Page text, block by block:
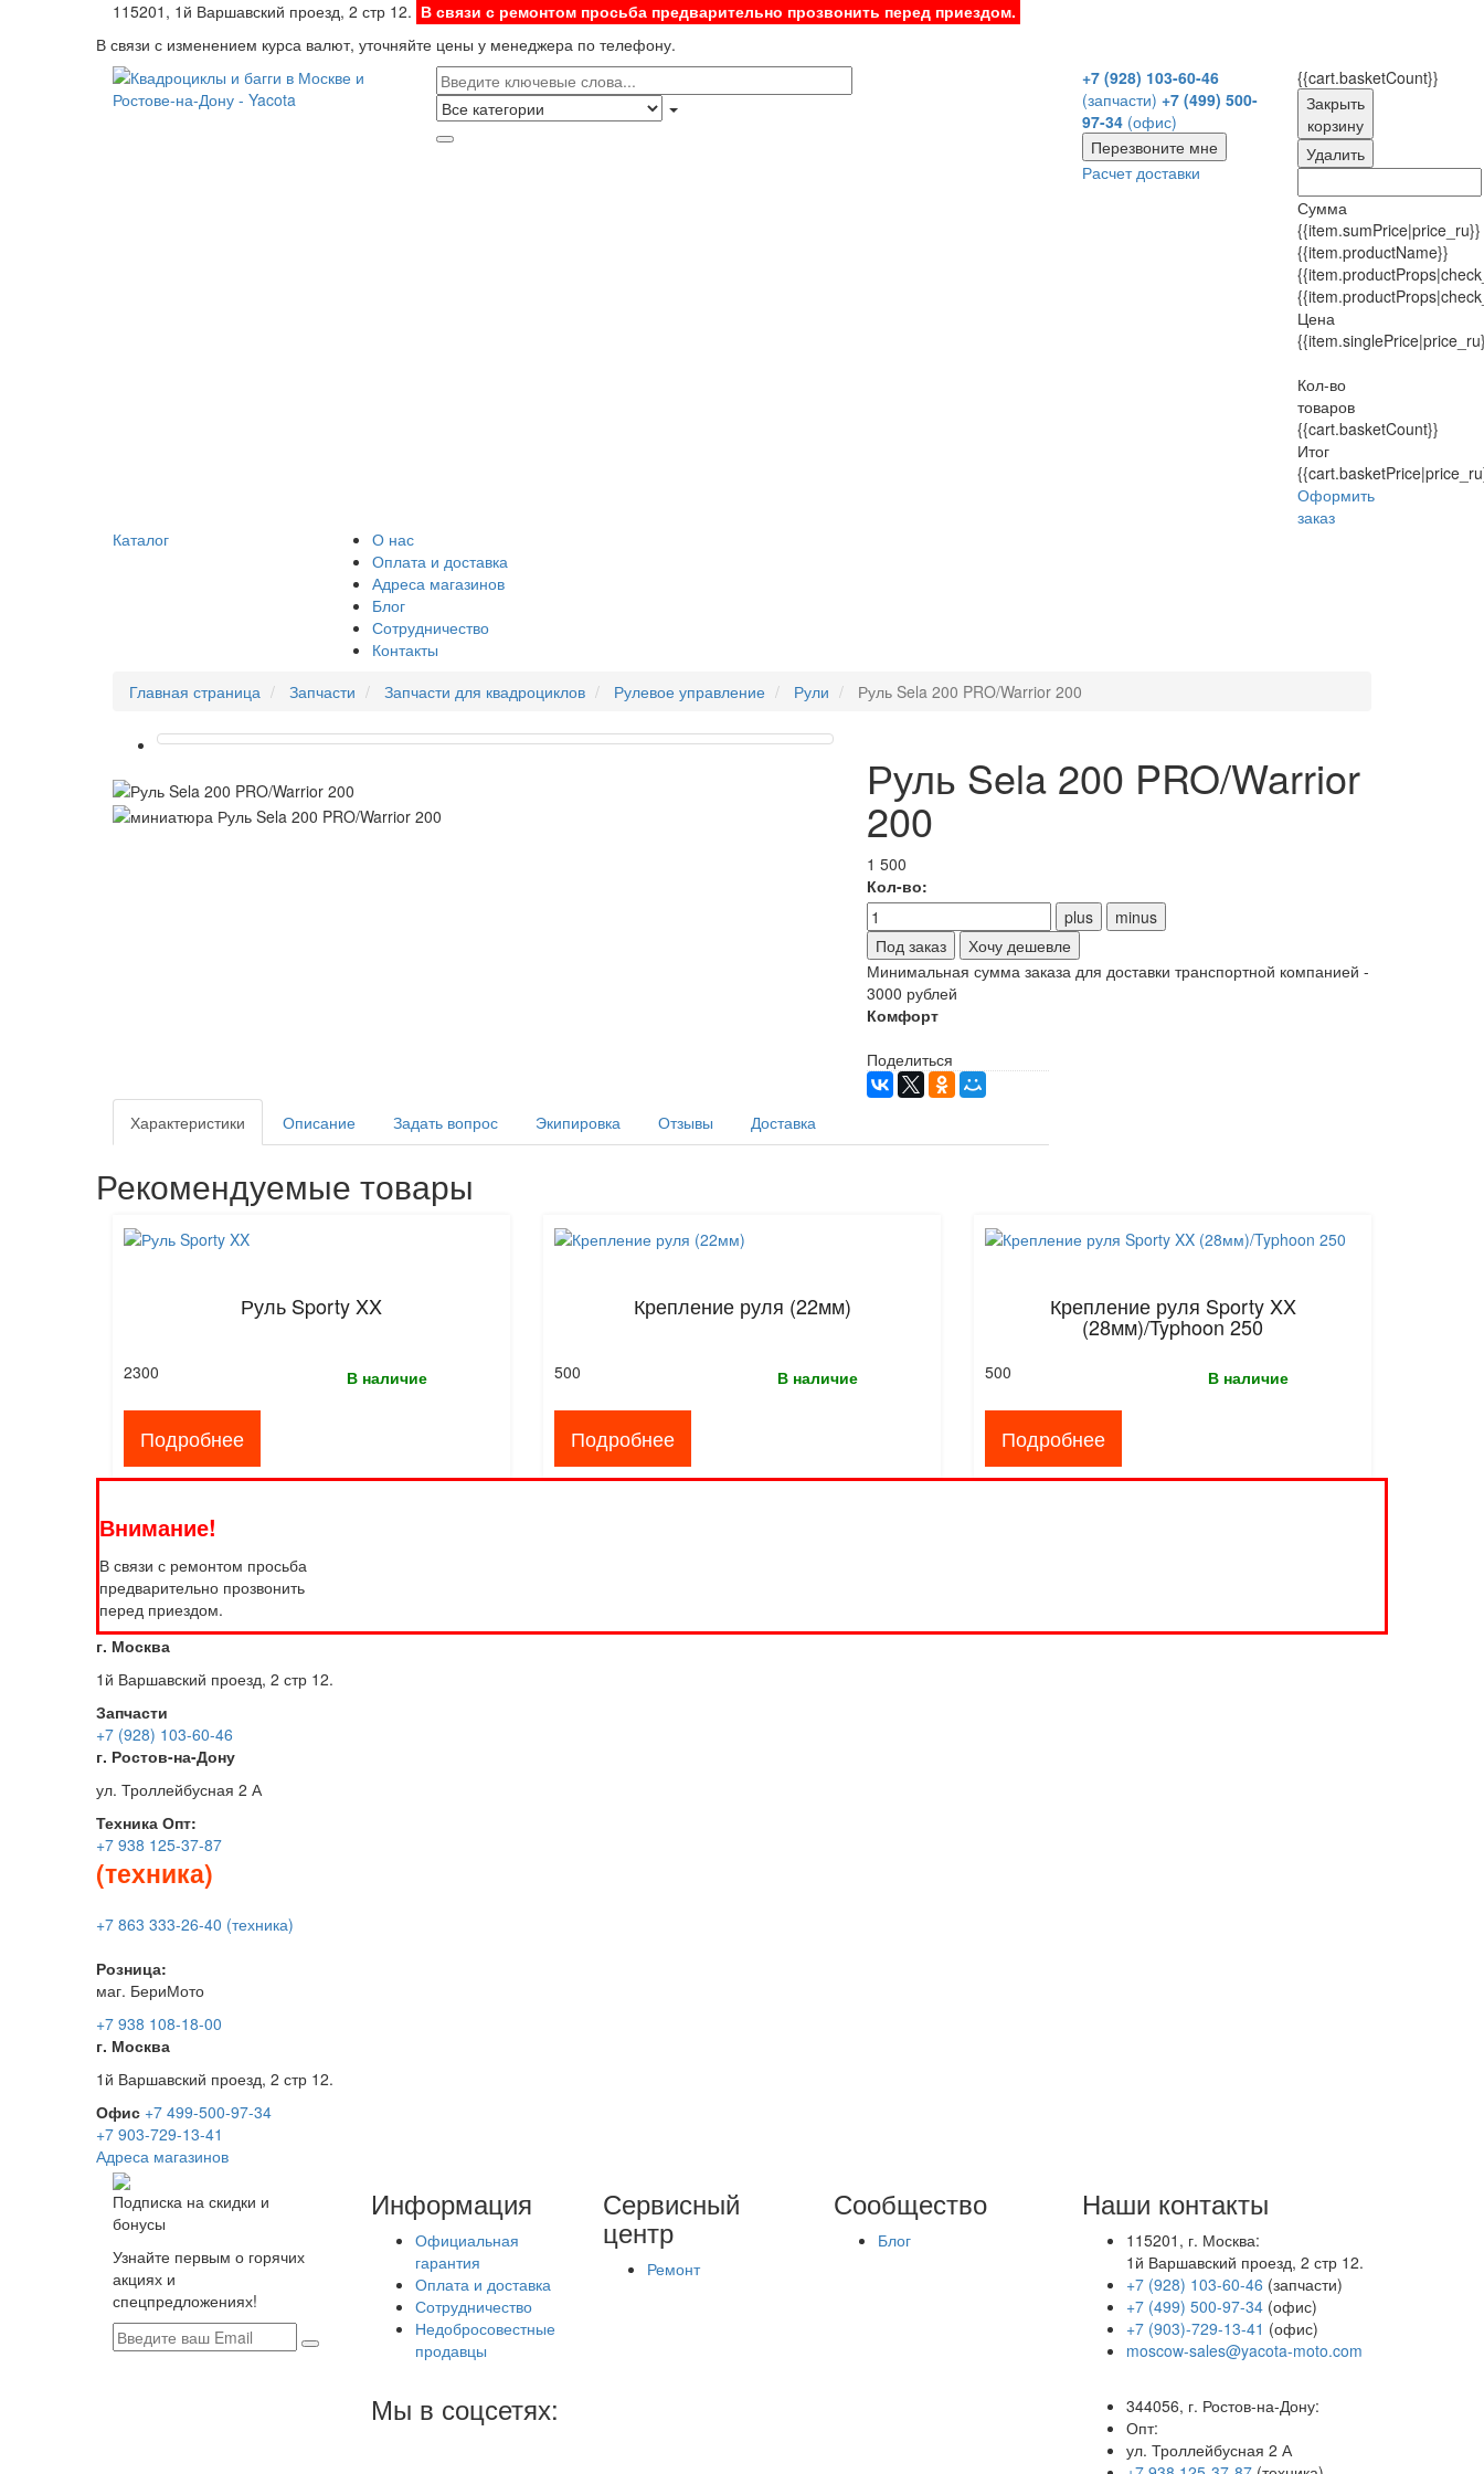
115201, 1й Варшавский проезд, 2 стр 12. В связи с ремонтом просьба предварительно прозвонить перед приездом.
В связи с изменением курса валют, уточняйте цены у менеджера по телефону.
+7 (928) 103-60-46
(запчасти) +7 (499) 500-
97-34 (офис)
Перезвоните мне
Расчет доставки
{{cart.basketCount}}
Закрыть
корзину
Удалить
Сумма
{{item.sumPrice|price_ru}}
{{item.productName}}
Цена
Кол-во
товаров
{{cart.basketCount}}
Итог
Оформить
заказ
Каталог
О нас
Оплата и доставка
Адреса магазинов
Блог
Сотрудничество
Контакты
Главная страница
Запчасти Запчасти для квадроциклов Рулевое управление Рули Руль Sela 200 PRO/Warrior 200
Руль Sela 200 PRO/Warrior
200
1 500
Кол-во:
Хочу дешевле
Минимальная сумма заказа для доставки транспортной компанией -
3000 рублей
Комфорт
Поделиться
Характеристики Описание Задать вопрос Экипировка Отзывы Доставка
Рекомендуемые товары
Руль Sporty XX
В наличие
2300
Подробнее
Крепление руля (22мм)
В наличие
500
Подробнее
Крепление руля Sporty XX
(28мм)/Typhoon 250
В наличие
500
Подробнее
Внимание!
В связи с ремонтом просьба
предварительно прозвонить
перед приездом.
г. Москва
1й Варшавский проезд, 2 стр 12.
Запчасти
+7 (928) 103-60-46
г. Ростов-на-Дону
ул. Троллейбусная 2 А
Техника Опт:
+7 938 125-37-87
(техника)
+7 863 333-26-40 (техника)
Розница:
маг. БериМото
+7 938 108-18-00
г. Москва
1й Варшавский проезд, 2 стр 12.
Офис +7 499-500-97-34
+7 903-729-13-41
Адреса магазинов
Подписка на скидки и
бонусы
Узнайте первым о горячих
акциях и
спецпредложениях!
Информация
Официальная
гарантия
Оплата и доставка
Сотрудничество
Недобросовестные
продавцы
Сервисный
центр
Ремонт
Сообщество
Блог
Мы в соцсетях:
Наши контакты
115201, г. Москва:
1й Варшавский проезд, 2 стр 12.
+7 (928) 103-60-46 (запчасти)
+7 (499) 500-97-34(офис)
+7 (903)-729-13-41 (офис)
moscow-sales@yacota-moto.com
344056, г. Ростов-на-Дону:
Опт:
ул. Троллейбусная 2 А